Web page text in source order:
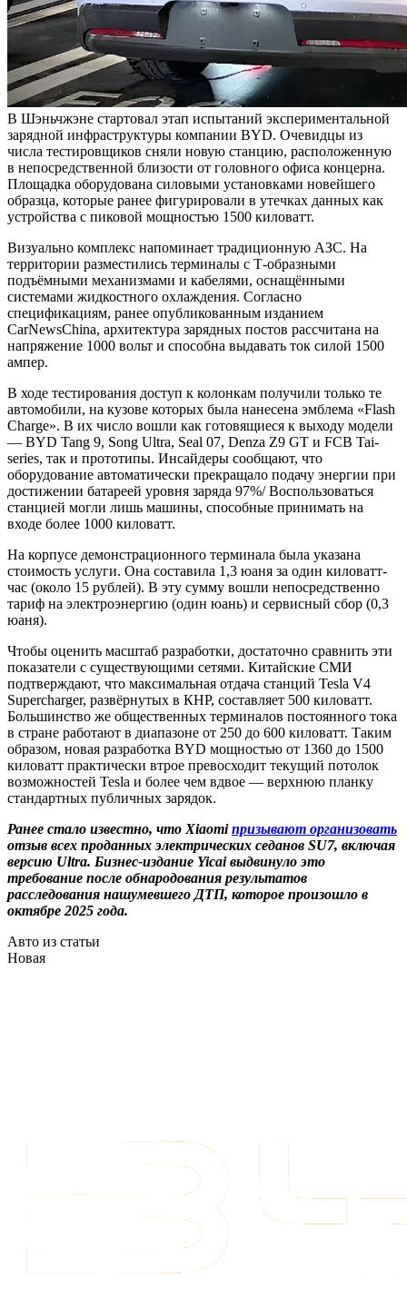
В Шэньчжэне стартовал этап испытаний экспериментальной
зарядной инфраструктуры компании BYD. Очевидцы из
числа тестировщиков сняли новую станцию, расположенную
в непосредственной близости от головного офиса концерна.
Площадка оборудована силовыми установками новейшего
образца, которые ранее фигурировали в утечках данных как
устройства с пиковой мощностью 1500 киловатт.
Визуально комплекс напоминает традиционную АЗС. На
территории разместились терминалы с Т-образными
подъёмными механизмами и кабелями, оснащёнными
системами жидкостного охлаждения. Согласно
спецификациям, ранее опубликованным изданием
CarNewsChina, архитектура зарядных постов рассчитана на
напряжение 1000 вольт и способна выдавать ток силой 1500
ампер.
В ходе тестирования доступ к колонкам получили только те
автомобили, на кузове которых была нанесена эмблема «Flash
Charge». В их число вошли как готовящиеся к выходу модели
— BYD Tang 9, Song Ultra, Seal 07, Denza Z9 GT и FCB Tai-
series, так и прототипы. Инсайдеры сообщают, что
оборудование автоматически прекращало подачу энергии при
достижении батареей уровня заряда 97%/ Воспользоваться
станцией могли лишь машины, способные принимать на
входе более 1000 киловатт.
На корпусе демонстрационного терминала была указана
стоимость услуги. Она составила 1,3 юаня за один киловатт-
час (около 15 рублей). В эту сумму вошли непосредственно
тариф на электроэнергию (один юань) и сервисный сбор (0,3
юаня).
Чтобы оценить масштаб разработки, достаточно сравнить эти
показатели с существующими сетями. Китайские СМИ
подтверждают, что максимальная отдача станций Tesla V4
Supercharger, развёрнутых в КНР, составляет 500 киловатт.
Большинство же общественных терминалов постоянного тока
в стране работают в диапазоне от 250 до 600 киловатт. Таким
образом, новая разработка BYD мощностью от 1360 до 1500
киловатт практически втрое превосходит текущий потолок
возможностей Tesla и более чем вдвое — верхнюю планку
стандартных публичных зарядок.
Ранее стало известно, что Xiaomiпризывают организовать
отзыв всех проданных электрических седанов SU7, включая
версию Ultra. Бизнес-издание Yicai выдвинуло это
требование после обнародования результатов
расследования нашумевшего ДТП, которое произошло в
октябре 2025 года.
Авто из статьи
Новая